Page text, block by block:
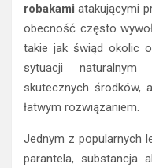
robakami atakującymi
obecność często
takie jak świąd okolic
sytuacji naturalnym
skutecznych środków,
łatwym rozwiązaniem.
Jednym z popularnych
parantela, substancja